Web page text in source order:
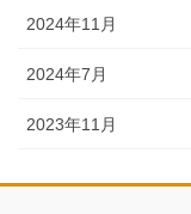
2024年11月
2024年7月
2023年11月